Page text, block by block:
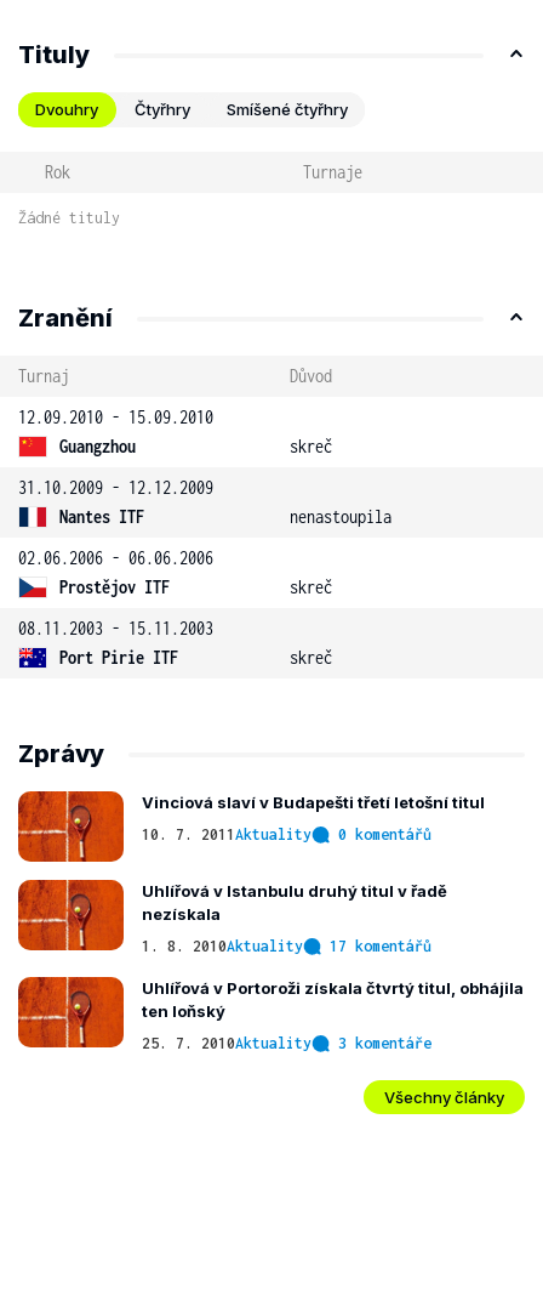
Tituly
Dvouhry Čtyřhry Smíšené čtyřhry
Rok Turnaje
Žádné tituly
Zranění
Turnaj
Důvod
12.09.2010 - 15.09.2010
Guangzhou
skreč
31.10.2009 - 12.12.2009
Nantes ITF
nenastoupila
02.06.2006 - 06.06.2006
Prostějov ITF
skreč
08.11.2003 - 15.11.2003
Port Pirie ITF
skreč
Zprávy
Vinciová slaví v Budapešti třetí letošní titul
10. 7. 2011Aktuality 0 komentářů
Uhlířová v Istanbulu druhý titul v řadě
nezískala
1. 8. 2010Aktuality 17 komentářů
Uhlířová v Portoroži získala čtvrtý titul, obhájila
ten loňský
25. 7. 2010Aktuality 3 komentáře
Všechny články